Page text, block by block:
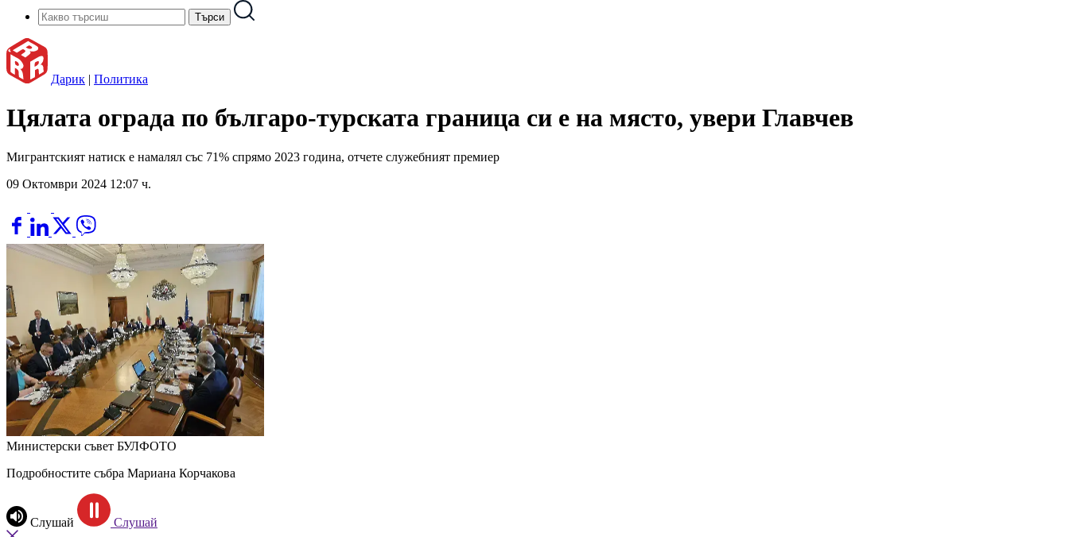
Дарик | Политика
Цялата ограда по българо-турската граница си е на място, увери Главчев
Мигрантският натиск е намалял със 71% спрямо 2023 година, отчете служебният премиер
09 Октомври 2024 12:07 ч.
Министерски съвет БУЛФОТО
Подробностите събра Мариана Корчакова
Слушай Слушай